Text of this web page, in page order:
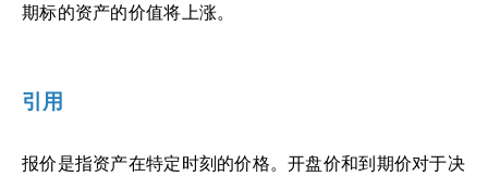
期标的资产的价值将上涨。
引用
报价是指资产在特定时刻的价格。开盘价和到期价对于决